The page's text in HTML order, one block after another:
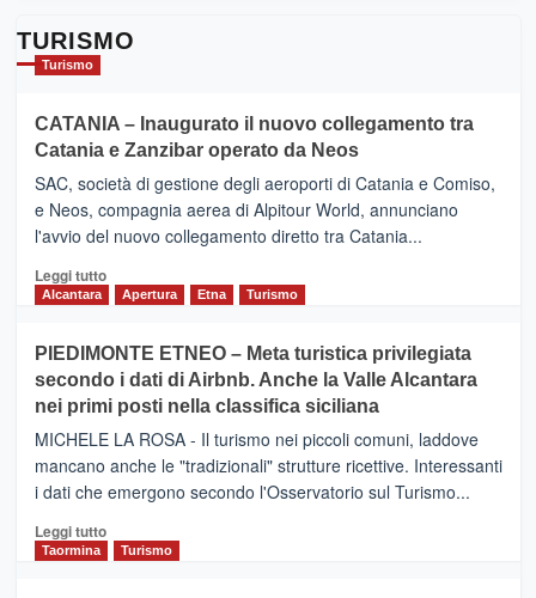
TURISMO
Turismo
CATANIA – Inaugurato il nuovo collegamento tra
Catania e Zanzibar operato da Neos
SAC, società di gestione degli aeroporti di Catania e Comiso,
e Neos, compagnia aerea di Alpitour World, annunciano
l'avvio del nuovo collegamento diretto tra Catania...
Leggi tuttoLeggi
CATANIA
–
Inaugurato
il
nuovo
collegamento
tra
e
Zanzibar
Alcantara Apertura Etna Turismo
PIEDIMONTE ETNEO – Meta turistica privilegiata
secondo i dati di Airbnb. Anche la Valle Alcantara
nei primi posti nella classifica siciliana
MICHELE LA ROSA - Il turismo nei piccoli comuni, laddove
mancano anche le "tradizionali" strutture ricettive. Interessanti
i dati che emergono secondo l'Osservatorio sul Turismo...
Leggi tuttoLeggi
Taormina Turismo